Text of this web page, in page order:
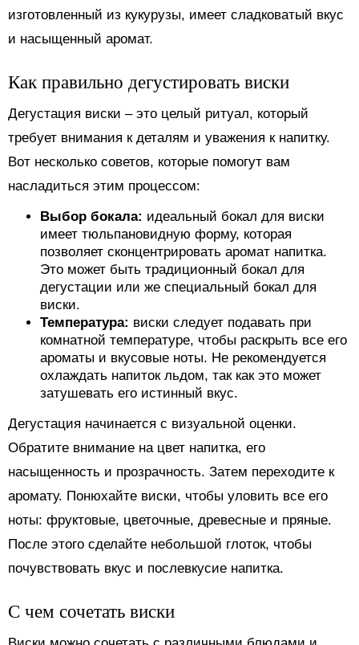
изготовленный из кукурузы, имеет сладковатый вкус
и насыщенный аромат.
Как правильно дегустировать виски
Дегустация виски – это целый ритуал, который
требует внимания к деталям и уважения к напитку.
Вот несколько советов, которые помогут вам
насладиться этим процессом:
Выбор бокала: идеальный бокал для виски
имеет тюльпановидную форму, которая
позволяет сконцентрировать аромат напитка.
Это может быть традиционный бокал для
дегустации или же специальный бокал для
виски.
Температура: виски следует подавать при
комнатной температуре, чтобы раскрыть все его
ароматы и вкусовые ноты. Не рекомендуется
охлаждать напиток льдом, так как это может
затушевать его истинный вкус.
Дегустация начинается с визуальной оценки.
Обратите внимание на цвет напитка, его
насыщенность и прозрачность. Затем переходите к
аромату. Понюхайте виски, чтобы уловить все его
ноты: фруктовые, цветочные, древесные и пряные.
После этого сделайте небольшой глоток, чтобы
почувствовать вкус и послевкусие напитка.
С чем сочетать виски